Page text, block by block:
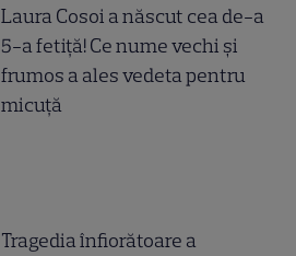
Laura Cosoi a născut cea de-a
5-a fetiță! Ce nume vechi și
frumos a ales vedeta pentru
micuță
Tragedia înfiorătoare a